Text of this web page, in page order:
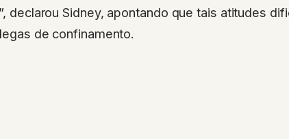
declarou Sidney, apontando que tais atitudes
de confinamento.